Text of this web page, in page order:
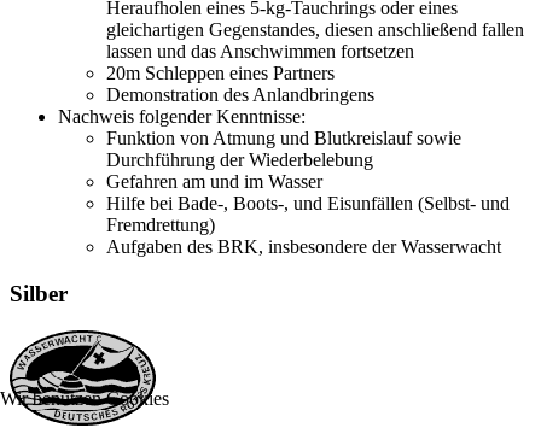
Heraufholen eines 5-kg-Tauchrings oder eines
gleichartigen Gegenstandes, diesen anschließend fallen
lassen und das Anschwimmen fortsetzen
20m Schleppen eines Partners
Demonstration des Anlandbringens
Nachweis folgender Kenntnisse:
Funktion von Atmung und Blutkreislauf sowie
Durchführung der Wiederbelebung
Gefahren am und im Wasser
Hilfe bei Bade-, Boots-, und Eisunfällen (Selbst- und
Fremdrettung)
Aufgaben des BRK, insbesondere der Wasserwacht
Silber
Wir benutzen Cookies